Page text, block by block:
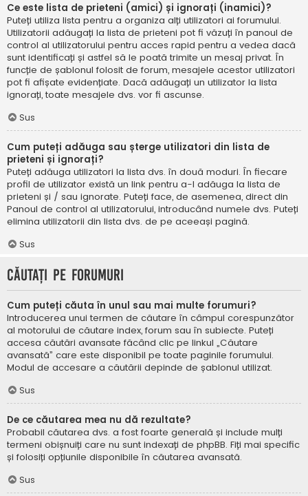
Ce este lista de prieteni (amici) și ignorați (inamici)?
Puteți utiliza lista pentru a organiza alți utilizatori ai forumului.
Utilizatorii adăugați la lista de prieteni pot fi văzuți în panoul de
control al utilizatorului pentru acces rapid pentru a vedea dacă
sunt identificați și astfel să le poată trimite un mesaj privat. În
funcție de șablonul folosit de forum, mesajele acestor utilizatori
pot fi afișate evidențiate. Dacă adăugați un utilizator la lista
ignorați, toate mesajele dvs. vor fi ascunse.
Sus
Cum puteți adăuga sau șterge utilizatori din lista de
prieteni și ignorați?
Puteți adăuga utilizatori la lista dvs. în două moduri. În fiecare
profil de utilizator există un link pentru a-l adăuga la lista de
prieteni și / sau ignorate. Puteți face, de asemenea, direct din
Panoul de control al utilizatorului, introducând numele dvs. Puteți
elimina utilizatorii din lista dvs. de pe aceeași pagină.
Sus
Căutați pe forumuri
Cum puteți căuta în unul sau mai multe forumuri?
Introducerea unui termen de căutare în câmpul corespunzător
al motorului de căutare index, forum sau în subiecte. Puteți
accesa căutări avansate făcând clic pe linkul „Căutare
avansată” care este disponibil pe toate paginile forumului.
Modul de accesare a căutării depinde de șablonul utilizat.
Sus
De ce căutarea mea nu dă rezultate?
Probabil căutarea dvs. a fost foarte generală și include mulți
termeni obișnuiți care nu sunt indexați de phpBB. Fiți mai specific
și folosiți opțiunile disponibile în căutarea avansată.
Sus